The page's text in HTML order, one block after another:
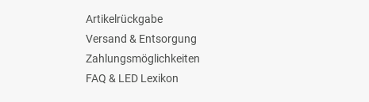
Artikelrückgabe
Versand & Entsorgung
Zahlungsmöglichkeiten
FAQ & LED Lexikon